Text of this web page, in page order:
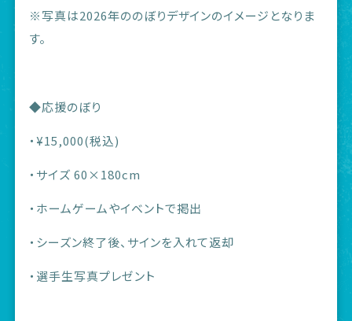
※写真は2026年ののぼりデザインのイメージとなりま
す。
◆応援のぼり
・¥15,000(税込)
・サイズ 60×180cm
・ホームゲームやイベントで掲出
・シーズン終了後、サインを入れて返却
・選手生写真プレゼント